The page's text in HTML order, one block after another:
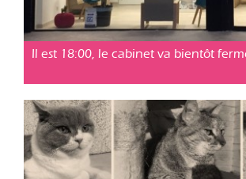
Il est 18:00, le cabinet va bientôt